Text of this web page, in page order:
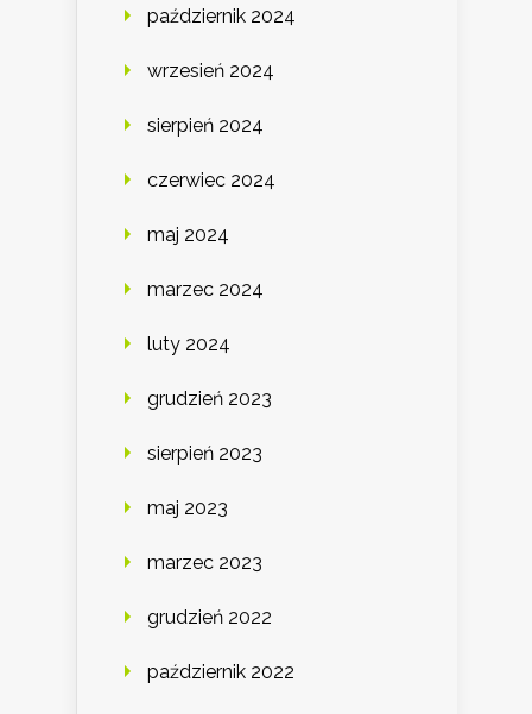
październik 2024
wrzesień 2024
sierpień 2024
czerwiec 2024
maj 2024
marzec 2024
luty 2024
grudzień 2023
sierpień 2023
maj 2023
marzec 2023
grudzień 2022
październik 2022